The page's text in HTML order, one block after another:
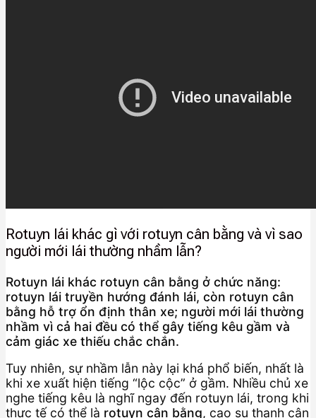
Rotuyn lái khác gì với rotuyn cân bằng và vì sao
người mới lái thường nhầm lẫn?
Rotuyn lái khác rotuyn cân bằng ở chức năng:
rotuyn lái truyền hướng đánh lái, còn rotuyn cân
bằng hỗ trợ ổn định thân xe; người mới lái thường
nhầm vì cả hai đều có thể gây tiếng kêu gầm và
cảm giác xe thiếu chắc chắn.
Tuy nhiên, sự nhầm lẫn này lại khá phổ biến, nhất là
khi xe xuất hiện tiếng “lộc cộc” ở gầm. Nhiều chủ xe
nghe tiếng kêu là nghĩ ngay đến rotuyn lái, trong khi
thực tế có thể là rotuyn cân bằng, cao su thanh cân